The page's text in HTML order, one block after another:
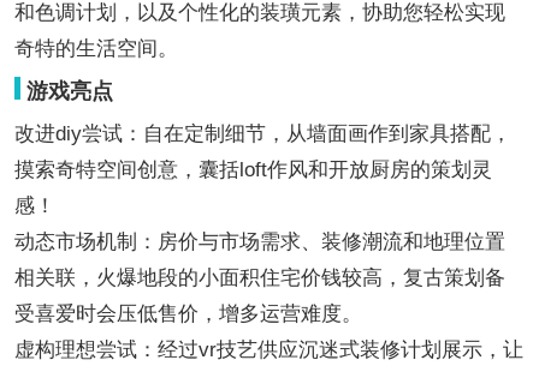
和色调计划，以及个性化的装璜元素，协助您轻松实现
奇特的生活空间。
游戏亮点
改进diy尝试：自在定制细节，从墙面画作到家具搭配，
摸索奇特空间创意，囊括loft作风和开放厨房的策划灵
感！
动态市场机制：房价与市场需求、装修潮流和地理位置
相关联，火爆地段的小面积住宅价钱较高，复古策划备
受喜爱时会压低售价，增多运营难度。
虚构理想尝试：经过vr技艺供应沉迷式装修计划展示，让